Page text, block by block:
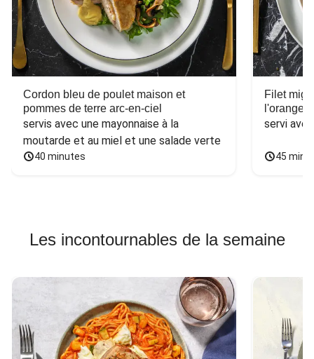
Cordon bleu de poulet maison et
pommes de terre arc-en-ciel
servis avec une mayonnaise à la
moutarde et au miel et une salade verte
40 minutes
Filet
l'orange
servi
45
Les incontournables de la semaine